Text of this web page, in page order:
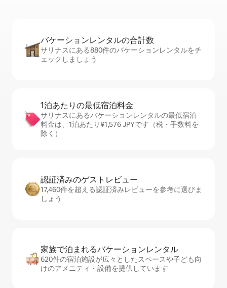
バケーションレ⁠ン⁠タ⁠ル⁠の合⁠計⁠数
サリナスにある880件のバケーションレンタルをチ
ェックしましょう
1泊あたりの最⁠低⁠宿⁠泊⁠料⁠金
サリナスにあるバケーションレンタルの最低宿泊
料金は、1泊あたり¥1,576 JPYです（税・手数料を
除く）
認証済みのゲ⁠ス⁠ト⁠レ⁠ビ⁠ュ⁠ー
17,460件を超える認証済みレビューを参考に選びま
しょう
家族で泊まれるバ⁠ケ⁠ー⁠シ⁠ョ⁠ンレ⁠ン⁠タ⁠ル
620件の宿泊施設が広々としたスペースや子ども向
けのアメニティ・設備を提供しています